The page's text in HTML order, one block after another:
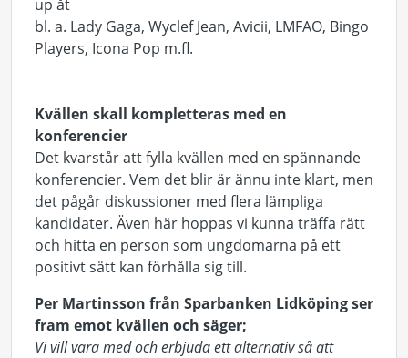
up åt
bl. a. Lady Gaga, Wyclef Jean, Avicii, LMFAO, Bingo
Players, Icona Pop m.fl.
Kvällen skall kompletteras med en
konferencier
Det kvarstår att fylla kvällen med en spännande
konferencier. Vem det blir är ännu inte klart, men
det pågår diskussioner med flera lämpliga
kandidater. Även här hoppas vi kunna träffa rätt
och hitta en person som ungdomarna på ett
positivt sätt kan förhålla sig till.
Per Martinsson från Sparbanken Lidköping ser
fram emot kvällen och säger;
Vi vill vara med och erbjuda ett alternativ så att